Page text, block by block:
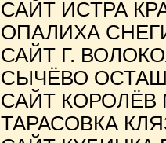
САЙТ ИСТРА
ОПАЛИХА
САЙТ Г.
СЫЧЁВО
САЙТ
ТАРАСОВКА